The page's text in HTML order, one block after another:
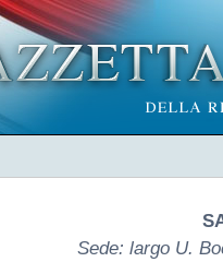
Sede: largo U.